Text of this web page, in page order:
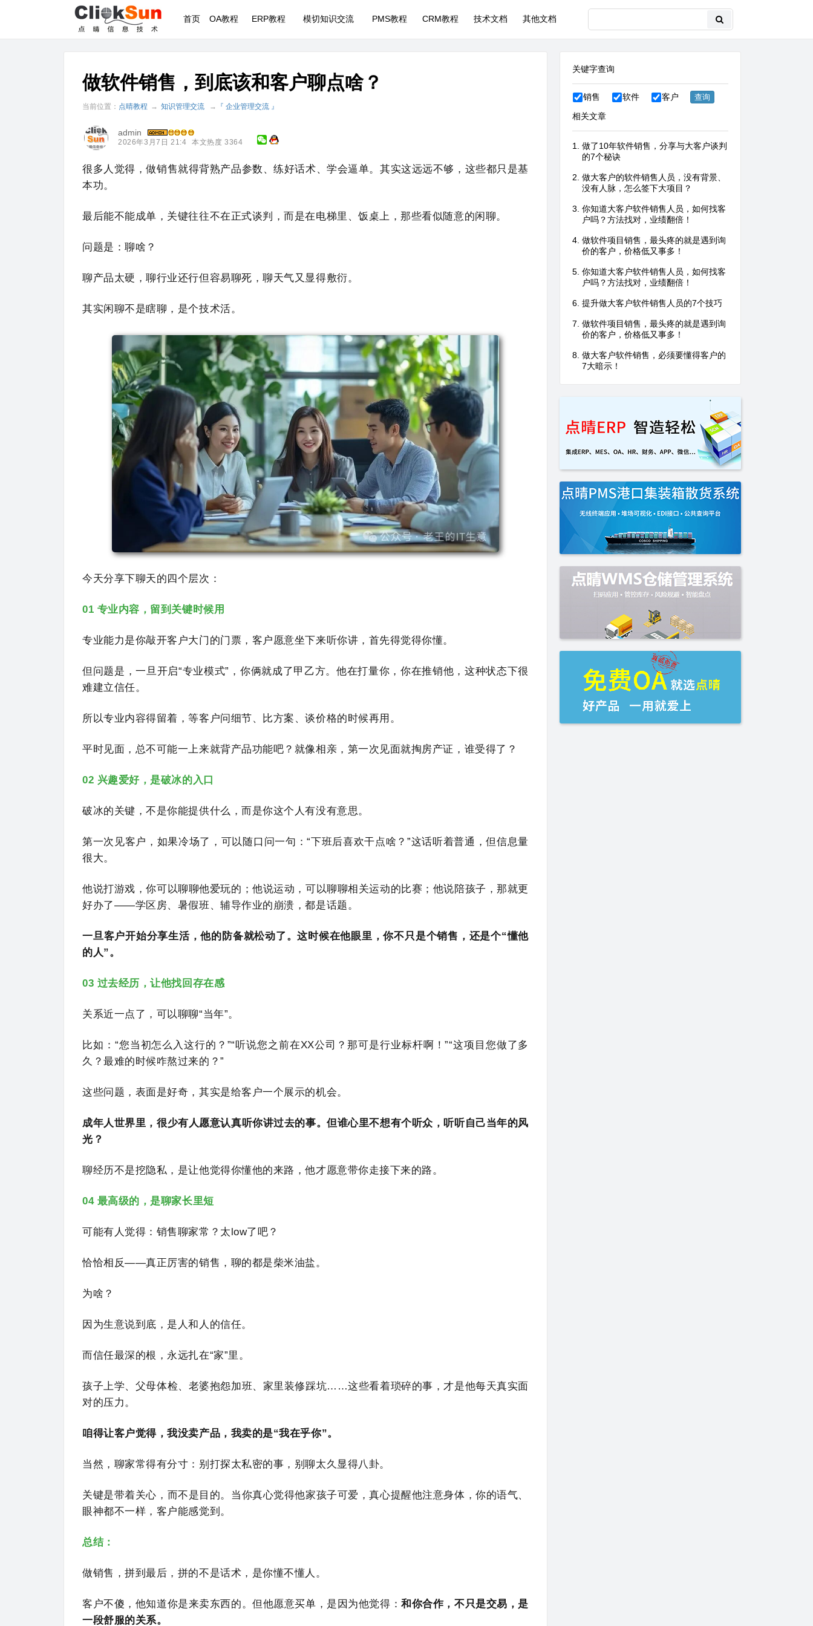
首页 OA教程 ERP教程 模切知识交流 PMS教程 CRM教程 技术文档 其他文档
做软件销售，到底该和客户聊点啥？
当前位置： 点晴教程 → 知识管理交流 → 『 企业管理交流 』
admin
2026年3月7日 21:4 本文热度 3364
很多人觉得，做销售就得背熟产品参数、练好话术、学会逼单。其实这远远不够，这些都只是基
本功。
最后能不能成单，关键往往不在正式谈判，而是在电梯里、饭桌上，那些看似随意的闲聊。
问题是：聊啥？
聊产品太硬，聊行业还行但容易聊死，聊天气又显得敷衍。
其实闲聊不是瞎聊，是个技术活。
今天分享下聊天的四个层次：
01 专业内容，留到关键时候用
专业能力是你敲开客户大门的门票，客户愿意坐下来听你讲，首先得觉得你懂。
但问题是，一旦开启“专业模式”，你俩就成了甲乙方。他在打量你，你在推销他，这种状态下很
难建立信任。
所以专业内容得留着，等客户问细节、比方案、谈价格的时候再用。
平时见面，总不可能一上来就背产品功能吧？就像相亲，第一次见面就掏房产证，谁受得了？
02 兴趣爱好，是破冰的入口
破冰的关键，不是你能提供什么，而是你这个人有没有意思。
第一次见客户，如果冷场了，可以随口问一句：“下班后喜欢干点啥？”这话听着普通，但信息量
很大。
他说打游戏，你可以聊聊他爱玩的；他说运动，可以聊聊相关运动的比赛；他说陪孩子，那就更
好办了——学区房、暑假班、辅导作业的崩溃，都是话题。
一旦客户开始分享生活，他的防备就松动了。这时候在他眼里，你不只是个销售，还是个“懂他
的人”。
03 过去经历，让他找回存在感
关系近一点了，可以聊聊“当年”。
比如：“您当初怎么入这行的？”“听说您之前在XX公司？那可是行业标杆啊！”“这项目您做了多
久？最难的时候咋熬过来的？”
这些问题，表面是好奇，其实是给客户一个展示的机会。
成年人世界里，很少有人愿意认真听你讲过去的事。但谁心里不想有个听众，听听自己当年的风
光？
聊经历不是挖隐私，是让他觉得你懂他的来路，他才愿意带你走接下来的路。
04 最高级的，是聊家长里短
可能有人觉得：销售聊家常？太low了吧？
恰恰相反——真正厉害的销售，聊的都是柴米油盐。
为啥？
因为生意说到底，是人和人的信任。
而信任最深的根，永远扎在“家”里。
孩子上学、父母体检、老婆抱怨加班、家里装修踩坑……这些看着琐碎的事，才是他每天真实面
对的压力。
咱得让客户觉得，我没卖产品，我卖的是“我在乎你”。
当然，聊家常得有分寸：别打探太私密的事，别聊太久显得八卦。
关键是带着关心，而不是目的。当你真心觉得他家孩子可爱，真心提醒他注意身体，你的语气、
眼神都不一样，客户能感觉到。
总结：
做销售，拼到最后，拼的不是话术，是你懂不懂人。
客户不傻，他知道你是来卖东西的。但他愿意买单，是因为他觉得：和你合作，不只是交易，是
一段舒服的关系。
关键字查询
销售 软件 客户
相关文章
做了10年软件销售，分享与大客户谈判
的7个秘诀
做大客户的软件销售人员，没有背景、
没有人脉，怎么签下大项目？
你知道大客户软件销售人员，如何找客
户吗？方法找对，业绩翻倍！
做软件项目销售，最头疼的就是遇到询
价的客户，价格低又事多！
你知道大客户软件销售人员，如何找客
户吗？方法找对，业绩翻倍！
提升做大客户软件销售人员的7个技巧
做软件项目销售，最头疼的就是遇到询
价的客户，价格低又事多！
做大客户软件销售，必须要懂得客户的
7大暗示！